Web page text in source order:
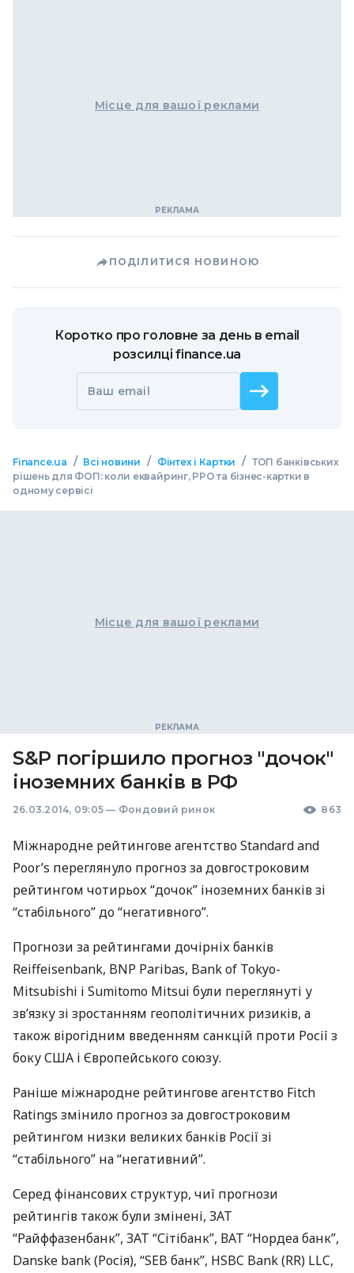
Місце для вашої реклами
ПОДІЛИТИСЯ НОВИНОЮ
Коротко про головне за день в email
розсилці finance.ua
Ваш email
Finance.ua / Всі новини / Фінтех і Картки / ТОП банківських
рішень для ФОП: коли еквайринг, РРО та бізнес-картки в
одному сервісі
Місце для вашої реклами
S&P погіршило прогноз "дочок"
іноземних банків в РФ
26.03.2014, 09:05 — Фондовий ринок 863
Міжнародне рейтингове агентство Standard and
Poor’s переглянуло прогноз за довгостроковим
рейтингом чотирьох “дочок” іноземних банків зі
“стабільного” ​​до “негативного”.
Прогнози за рейтингами дочірніх банків
Reiffeisenbank, BNP Paribas, Bank of Tokyo-
Mitsubishi і Sumitomo Mitsui були переглянуті у
зв’язку зі зростанням геополітичних ризиків, а
також вірогідним введенням санкцій проти Росії з
бокуСША і Європейського союзу.
Раніше міжнародне рейтингове агентство Fitch
Ratings змінило прогноз за довгостроковим
рейтингом низки великих банків Росії зі
“стабільного” ​​на “негативний”.
Серед фінансових структур, чиї прогнози
рейтингів також були змінені, ЗАТ
“Райффазенбанк”, ЗАТ “Сітібанк”, ВАТ “Нордеа банк”,
Danske bank (Росія), “SEB банк”, HSBC Bank (RR) LLC,